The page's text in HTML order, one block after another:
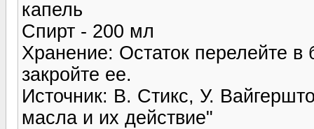
капель
Спирт - 200 мл
Хранение: Остаток перелейте в
закройте ее.
Источник: В. Стикс, У.
масла и их действие"